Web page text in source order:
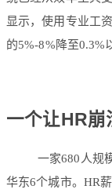
显示，使用专业工
的5%-8%降至0.3%
一个让HR崩
一家680人规
华东6个城市。HR